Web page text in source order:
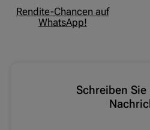
Rendite-Chancen auf
WhatsApp!
Schreiben